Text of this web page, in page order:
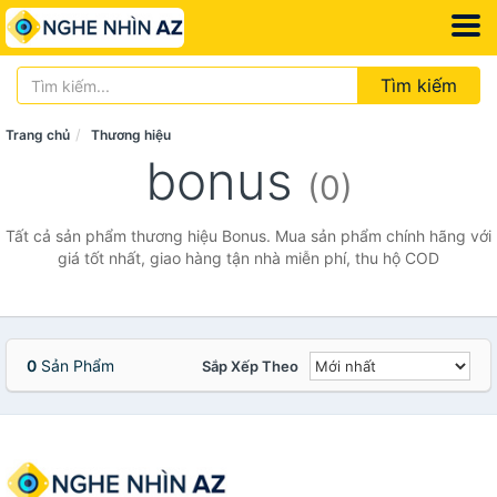
Tìm kiếm
Trang chủ Thương hiệu
bonus (0)
Tất cả sản phẩm thương hiệu Bonus. Mua sản phẩm chính hãng với
giá tốt nhất, giao hàng tận nhà miễn phí, thu hộ COD
0 Sản Phẩm Sắp Xếp Theo